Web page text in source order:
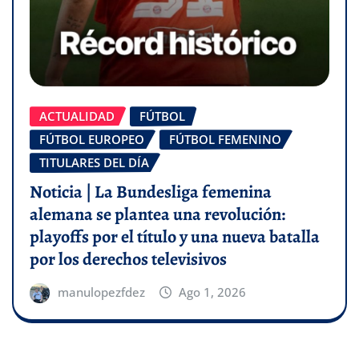
ACTUALIDAD
FÚTBOL
FÚTBOL EUROPEO
FÚTBOL FEMENINO
TITULARES DEL DÍA
Noticia | La Bundesliga femenina
alemana se plantea una revolución:
playoffs por el título y una nueva batalla
por los derechos televisivos
manulopezfdez Ago 1, 2026